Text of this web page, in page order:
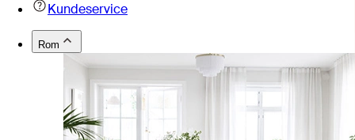
Kundeservice
Rom